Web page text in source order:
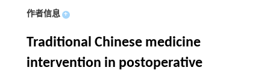
作者信息 +
Traditional Chinese medicine
intervention in postoperative